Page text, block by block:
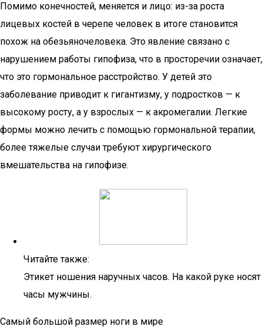
Помимо конечностей, меняется и лицо: из-за роста
лицевых костей в черепе человек в итоге становится
похож на обезьяночеловека. Это явление связано с
нарушением работы гипофиза, что в просторечии означает,
что это гормональное расстройство. У детей это
заболевание приводит к гигантизму, у подростков — к
высокому росту, а у взрослых — к акромегалии. Легкие
формы можно лечить с помощью гормональной терапии,
более тяжелые случаи требуют хирургического
вмешательства на гипофизе.
Читайте также:
Этикет ношения наручных часов. На какой руке носят
часы мужчины.
Самый большой размер ноги в мире